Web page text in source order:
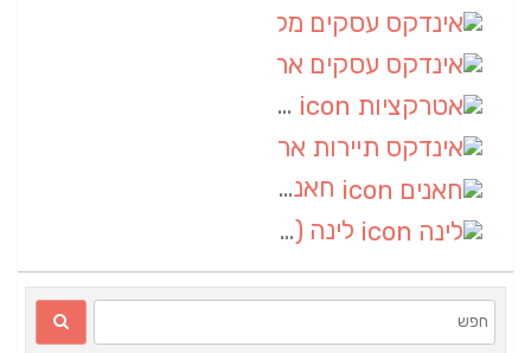
אטרקציות
חאנים
לינה (1)